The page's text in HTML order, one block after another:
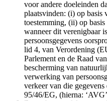
voor andere doeleinden
plaatsvinden: (i) op basis
toestemming, (ii) op
wanneer dit verenigbaar
persoonsgegevens
lid 4, van Verordening
Parlement en de Raad
bescherming van
verwerking van
verkeer van die
95/46/EG, (hierna: